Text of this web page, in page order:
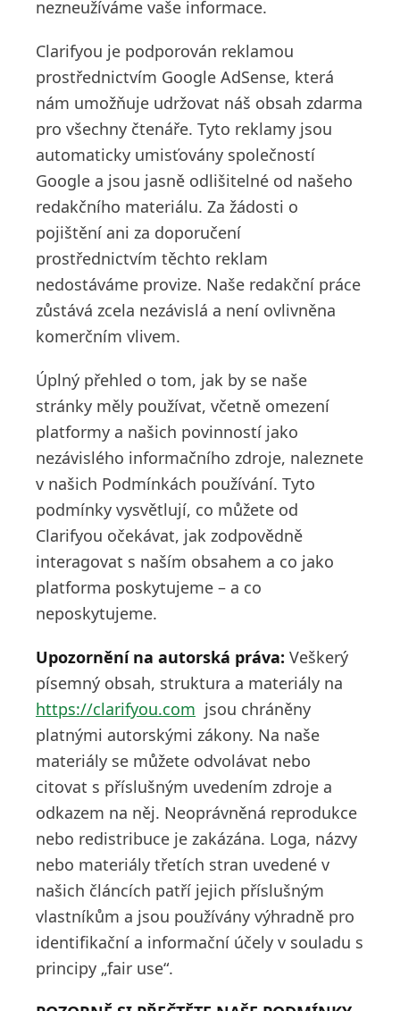
nezneužíváme vaše informace.
Clarifyou je podporován reklamou
prostřednictvím Google AdSense, která
nám umožňuje udržovat náš obsah zdarma
pro všechny čtenáře. Tyto reklamy jsou
automaticky umisťovány společností
Google a jsou jasně odlišitelné od našeho
redakčního materiálu. Za žádosti o
pojištění ani za doporučení
prostřednictvím těchto reklam
nedostáváme provize. Naše redakční práce
zůstává zcela nezávislá a není ovlivněna
komerčním vlivem.
Úplný přehled o tom, jak by se naše
stránky měly používat, včetně omezení
platformy a našich povinností jako
nezávislého informačního zdroje, naleznete
v našich Podmínkách používání. Tyto
podmínky vysvětlují, co můžete od
Clarifyou očekávat, jak zodpovědně
interagovat s naším obsahem a co jako
platforma poskytujeme – a co
neposkytujeme.
Upozornění na autorská práva: Veškerý
písemný obsah, struktura a materiály na
https://clarifyou.com jsou chráněny
platnými autorskými zákony. Na naše
materiály se můžete odvolávat nebo
citovat s příslušným uvedením zdroje a
odkazem na něj. Neoprávněná reprodukce
nebo redistribuce je zakázána. Loga, názvy
nebo materiály třetích stran uvedené v
našich článcích patří jejich příslušným
vlastníkům a jsou používány výhradně pro
identifikační a informační účely v souladu s
principy „fair use“.